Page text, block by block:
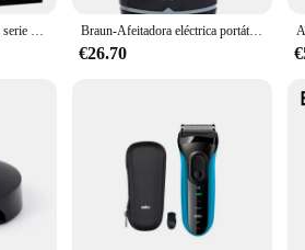
Afeitadora eléctrica Braun serie 5 W1000S, maquinilla de afeitar eléctrica recargable, 3 cuchillas flexibles, máquina de afeitar Easyclean resistente al agua para hombres Braun-Afeitadora eléctrica portátil M90 para hombres, Mini afeitadora con recortadora de precisión, cuchilla flotante, lavable
€26.70